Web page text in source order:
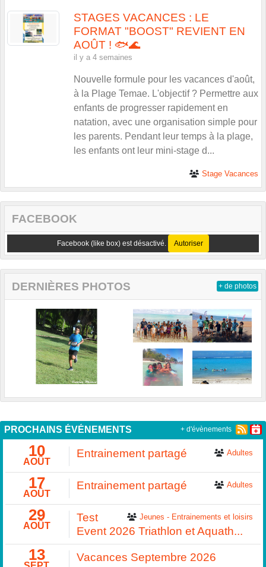
STAGES VACANCES : LE
FORMAT "BOOST" REVIENT EN
AOÛT ! 🐟🌊
il y a 4 semaines
Nouvelle formule pour les vacances d'août,
à la Plage Temae. L'objectif ? Permettre aux
enfants de progresser rapidement en
natation, avec une organisation simple pour
les parents. Pendant leur temps à la plage,
les enfants ont leur mini-stage d...
Stage Vacances
FACEBOOK
Facebook (like box) est désactivé. Autoriser
DERNIÈRES PHOTOS + de photos
PROCHAINS ÉVÉNEMENTS
10
AOÛT
Adultes
Entrainement partagé
17
AOÛT
Adultes
Entrainement partagé
29
AOÛT
Jeunes - Entrainements et loisirs
Test
Event 2026 Triathlon et Aquath...
13 Vacances Septembre 2026
+ d'évènements